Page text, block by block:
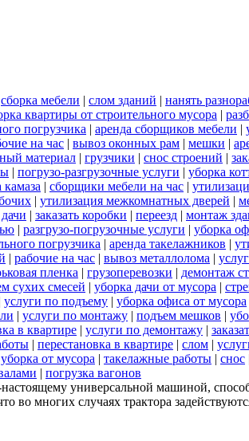
сборка мебели | слом зданий | нанять
квартиры от строительного мусора |
погрузчика | аренда сборщиков мебели |
на час | вывоз оконных рам | мешки |
материал | грузчики | снос строений |
| погрузо-разгрузочные услуги | уборка
камаза | сборщики мебели на час |
| утилизация межкомнатных дверей |
| заказать коробки | переезд | монтаж
| разгрузо-погрузочные услуги | уборка
погрузчика | аренда такелажников |
| рабочие на час | вывоз металлолома |
пленка | грузоперевозки | демонтаж
сухих смесей | уборка дачи от мусора |
услуги по подъему | уборка офиса от мусора
| услуги по монтажу | подъем мешков |
в квартире | услуги по демонтажу |
| перестановка в квартире | слом |
уборка от мусора | такелажные работы | снос
| погрузка вагонов
универсальной машиной,
во многих случаях трактора